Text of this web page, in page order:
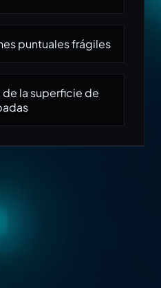
puntuales frágiles
de la superficie de